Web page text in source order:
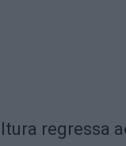
regressa